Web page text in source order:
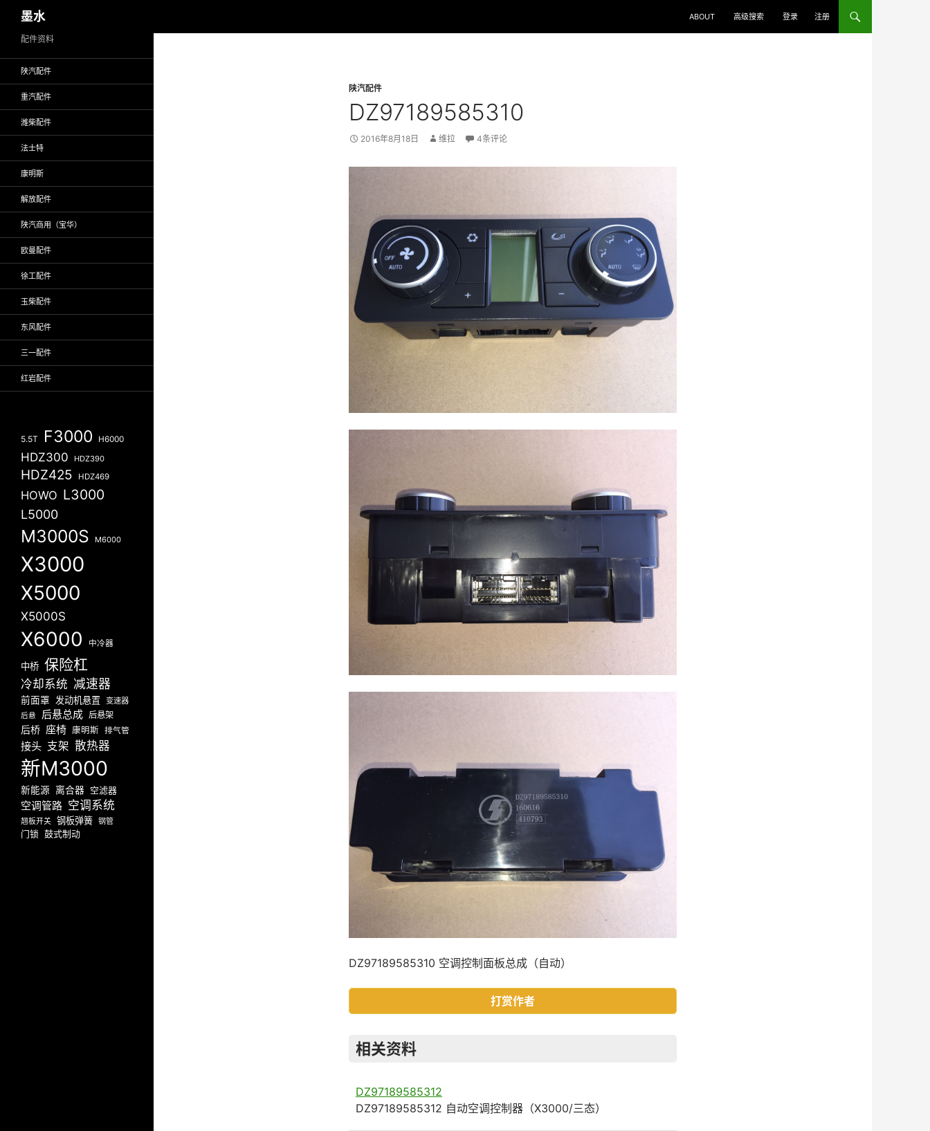
至
墨水 ABOUT 高级搜索 登录 注册
陕汽配件
DZ97189585310
2016年8月18日 维拉 4条评论
DZ97189585310 空调控制面板总成（自动）
打赏作者
相关资料
DZ97189585312
DZ97189585312 自动空调控制器（X3000/三态）
配件资料
陕汽配件
重汽配件
潍柴配件
法士特
康明斯
解放配件
陕汽商用（宝华）
欧曼配件
徐工配件
玉柴配件
东风配件
三一配件
红岩配件
5.5T F3000 H6000
HDZ300 HDZ390
HDZ425 HDZ469
HOWO L3000
L5000
M3000S M6000
X3000
X5000
X5000S
X6000 中冷器
中桥 保险杠
冷却系统 减速器
前面罩 发动机悬置 变速器
后悬 后悬总成 后悬架
后桥 座椅 康明斯 排气管
接头 支架 散热器
新M3000
新能源 离合器 空滤器
空调管路 空调系统
翘板开关 钢板弹簧 钢管
门锁 鼓式制动